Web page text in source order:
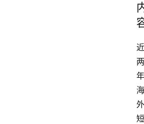
近
两
年
海
外
短